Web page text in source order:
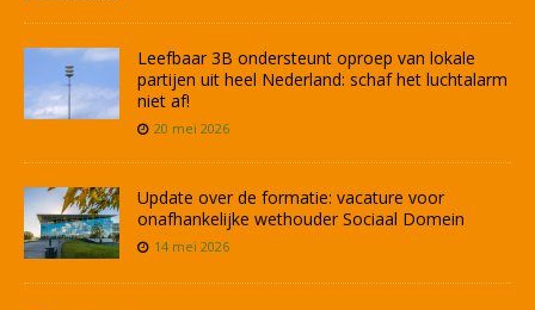
Leefbaar 3B ondersteunt oproep van lokale
partijen uit heel Nederland: schaf het luchtalarm
niet af!
20 mei 2026
Update over de formatie: vacature voor
onafhankelijke wethouder Sociaal Domein
14 mei 2026